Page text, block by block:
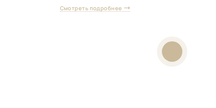
Смотреть подробнее